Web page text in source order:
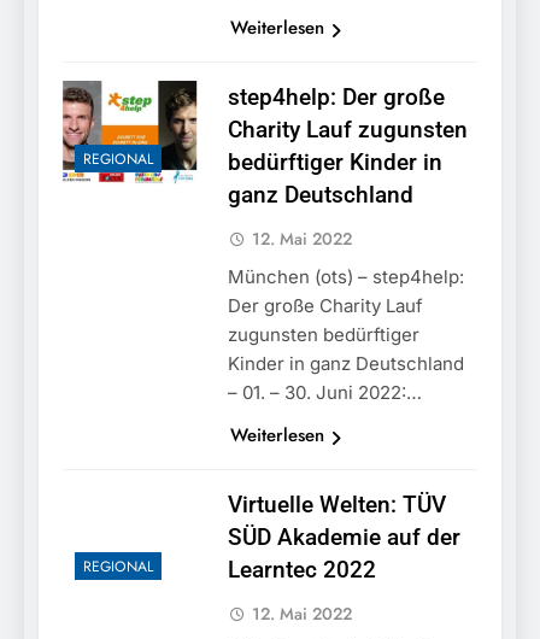
führt zur Sicherstellung
unversteuerter Zigaretten
Steuerstrafverfahrens
Kraftfahrzeug über die
stellt Auto sicher
3. August 2026
Weiterlesen
REGIONAL
step4help: Der große
Charity Lauf zugunsten
bedürftiger Kinder in
ganz Deutschland
12. Mai 2022
München (ots) – step4help:
Der große Charity Lauf
zugunsten bedürftiger
Kinder in ganz Deutschland
– 01. – 30. Juni 2022:…
Weiterlesen
REGIONAL
Virtuelle Welten: TÜV
SÜD Akademie auf der
Learntec 2022
12. Mai 2022